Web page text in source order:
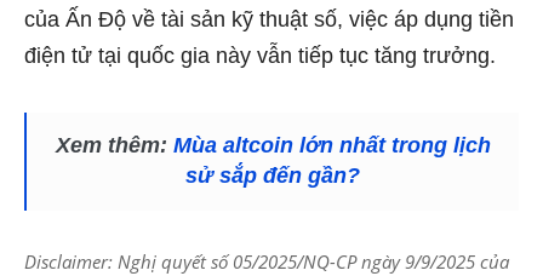
của Ấn Độ về tài sản kỹ thuật số, việc áp dụng tiền
điện tử tại quốc gia này vẫn tiếp tục tăng trưởng.
Xem thêm: Mùa altcoin lớn nhất trong lịch
sử sắp đến gần?
Disclaimer: Nghị quyết số 05/2025/NQ-CP ngày 9/9/2025 của